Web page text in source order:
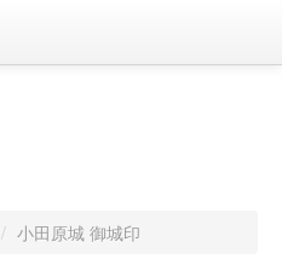
/ 小田原城 御城印